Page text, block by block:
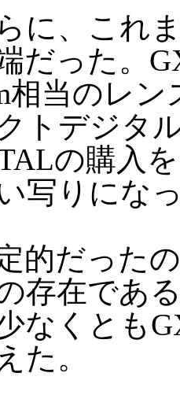
に、これ
だった。
相当のレ
トデジタ
の購入
写りにな
的だった
存在であ
なくとも
た。